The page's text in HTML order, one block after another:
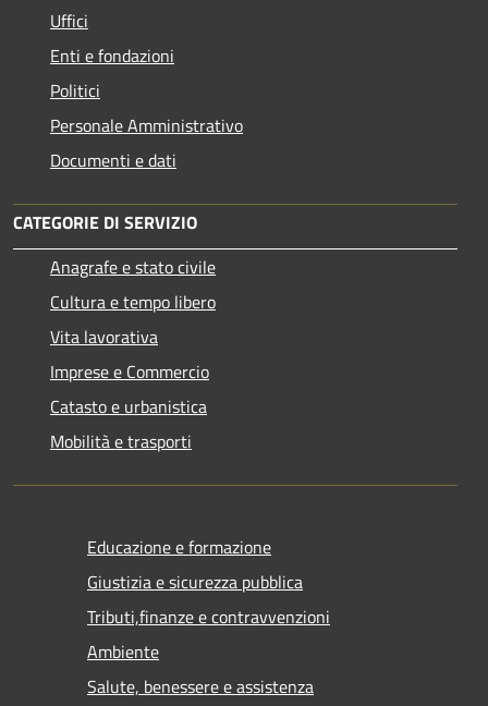
Uffici
Enti e fondazioni
Politici
Personale Amministrativo
Documenti e dati
CATEGORIE DI SERVIZIO
Anagrafe e stato civile
Cultura e tempo libero
Vita lavorativa
Imprese e Commercio
Catasto e urbanistica
Mobilità e trasporti
Educazione e formazione
Giustizia e sicurezza pubblica
Tributi,finanze e contravvenzioni
Ambiente
Salute, benessere e assistenza